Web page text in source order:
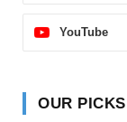
YouTube
OUR PICKS